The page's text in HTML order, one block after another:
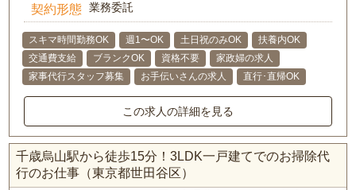
契約形態 業務委託
スキマ時間勤務OK 週1〜OK 土日祝のみOK
扶養内OK
交通費支給
ブランクOK 資格不要
家政婦の求人
家事代行スタッフ募集
お手伝いさんの求人 直行･直帰OK
この求人の詳細を見る
千歳烏山駅から徒歩15分！3LDK一戸建てでのお掃除代
行のお仕事（東京都世田谷区）